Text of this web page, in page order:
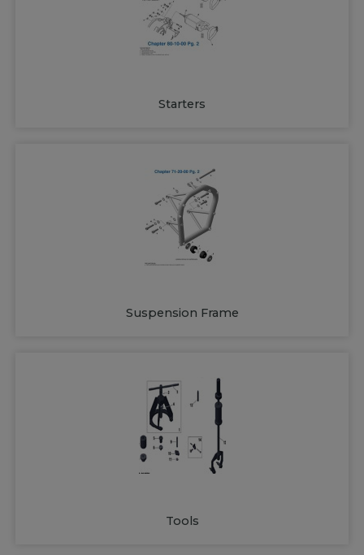
Starters
Suspension Frame
Tools